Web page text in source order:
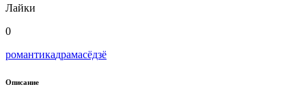
Лайки
0
романтикадрамасёдзё
Описание